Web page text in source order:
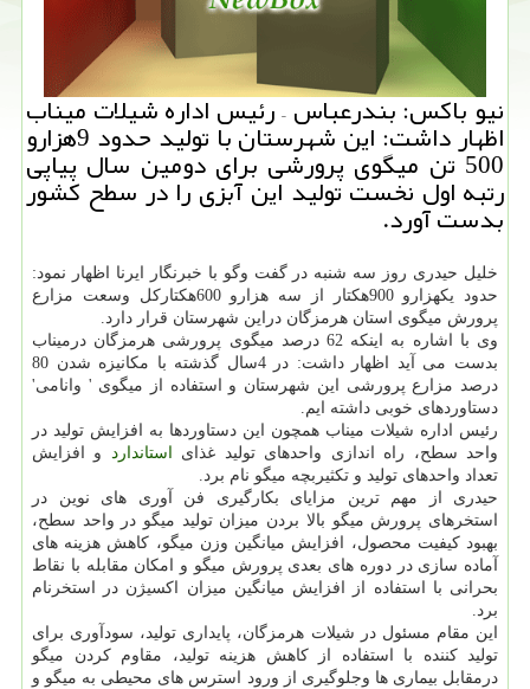
نیو باكس: بندرعباس – رئیس اداره شیلات میناب
اظهار داشت: این شهرستان با تولید حدود 9هزارو
500 تن میگوی پرورشی برای دومین سال پیاپی
رتبه اول نخست تولید این آبزی را در سطح كشور
بدست آورد.
خلیل حیدری روز سه شنبه در گفت وگو با خبرنگار ایرنا اظهار نمود:
حدود یكهزارو 900هكتار از سه هزارو 600هكتاركل وسعت مزارع
پرورش میگوی استان هرمزگان دراین شهرستان قرار دارد.
وی با اشاره به اینكه 62 درصد میگوی پرورشی هرمزگان درمیناب
بدست می آید اظهار داشت: در 4سال گذشته با مكانیزه شدن 80
درصد مزارع پرورشی این شهرستان و استفاده از میگوی ' وانامی'
دستاوردهای خوبی داشته ایم.
رئیس اداره شیلات میناب همچون این دستاوردها به افزایش تولید در
واحد سطح، راه اندازی واحدهای تولید غذای استاندارد
و افزایش
تعداد واحدهای تولید و تكثیربچه میگو نام برد.
حیدری از مهم ترین مزایای بكارگیری فن آوری های نوین در
استخرهای پرورش میگو بالا بردن میزان تولید میگو در واحد سطح،
بهبود كیفیت محصول، افزایش میانگین وزن میگو، كاهش هزینه های
آماده سازی در دوره های بعدی پرورش میگو و امكان مقابله با نقاط
بحرانی با استفاده از افزایش میانگین میزان اكسیژن در استخرنام
برد.
این مقام مسئول در شیلات هرمزگان، پایداری تولید، سودآوری برای
تولید كننده با استفاده از كاهش هزینه تولید، مقاوم كردن میگو
درمقابل بیماری ها وجلوگیری از ورود استرس های محیطی به میگو و